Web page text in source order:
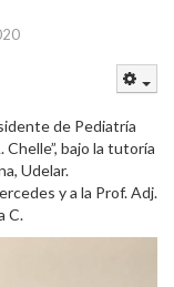
de Pediatría
bajo la tutoría
Udelar.
y a la Prof. Adj.
C.